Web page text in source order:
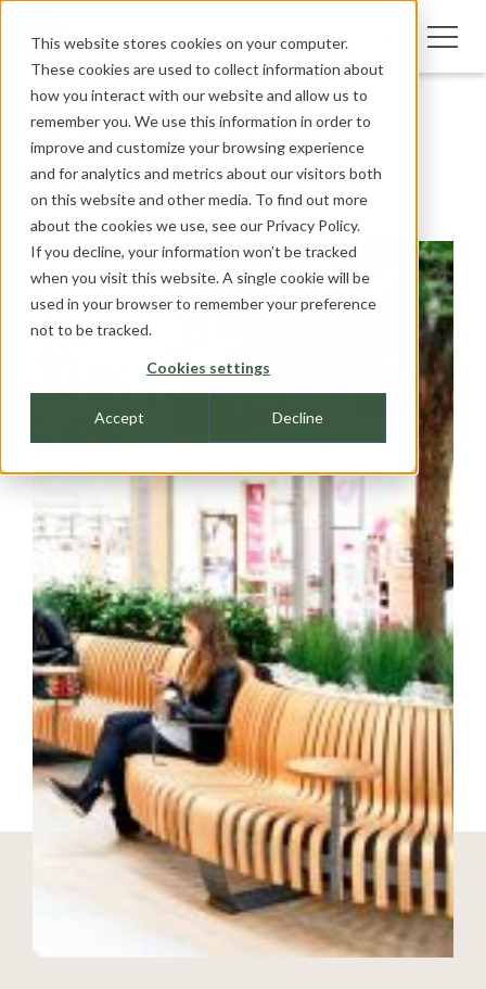
This website stores cookies on your computer.
These cookies are used to collect information about
how you interact with our website and allow us to
remember you. We use this information in order to
improve and customize your browsing experience
and for analytics and metrics about our visitors both
on this website and other media. To find out more
about the cookies we use, see our Privacy Policy.
If you decline, your information won’t be tracked
when you visit this website. A single cookie will be
used in your browser to remember your preference
not to be tracked.
Cookies settings
Accept Decline
Rive Gauche
Charleroi